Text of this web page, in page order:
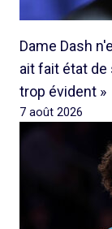
Dame Dash
ait fait état de
trop évident »
7 août 2026